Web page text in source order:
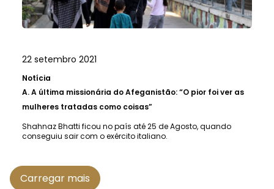
22 setembro 2021
Notícia
A.A última missionária do Afeganistão: “O pior foi ver as
mulheres tratadas como coisas”
Shahnaz Bhatti ficou no país até 25 de Agosto, quando
conseguiu sair com o exército italiano.
Carregar mais